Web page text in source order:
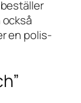
en polis­